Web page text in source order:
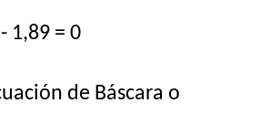
- 1,89 = 0
de Báscara o